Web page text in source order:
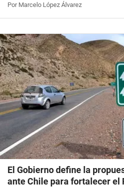
Por Marcelo López Álvarez
El Gobierno define la
ante Chile para fortalecer el